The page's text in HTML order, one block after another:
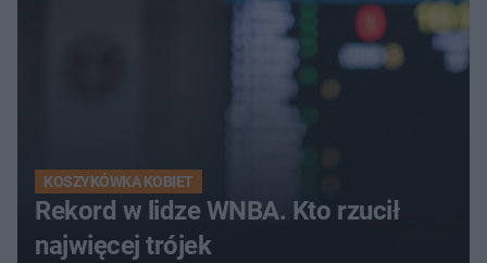
KOSZYKÓWKA KOBIET
Rekord w lidze WNBA. Kto rzucił
najwięcej trójek